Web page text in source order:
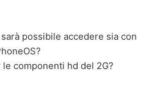
possibile accedere sia con
componenti hd del 2G?